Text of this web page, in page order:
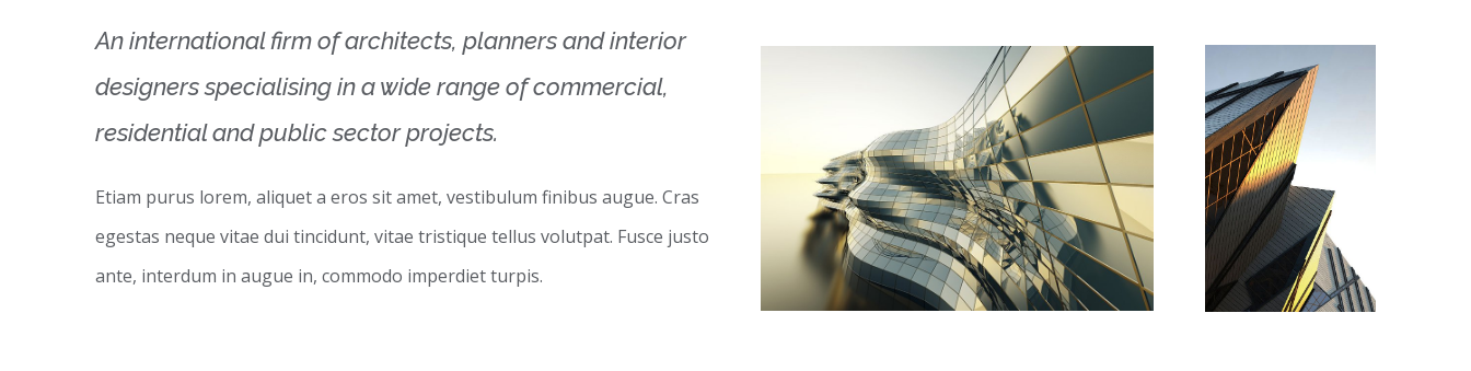
An international firm of architects, planners and interior
designers specialising in a wide range of commercial,
residential and public sector projects.
Etiam purus lorem, aliquet a eros sit amet, vestibulum finibus augue. Cras
egestas neque vitae dui tincidunt, vitae tristique tellus volutpat. Fusce justo
ante, interdum in augue in, commodo imperdiet turpis.